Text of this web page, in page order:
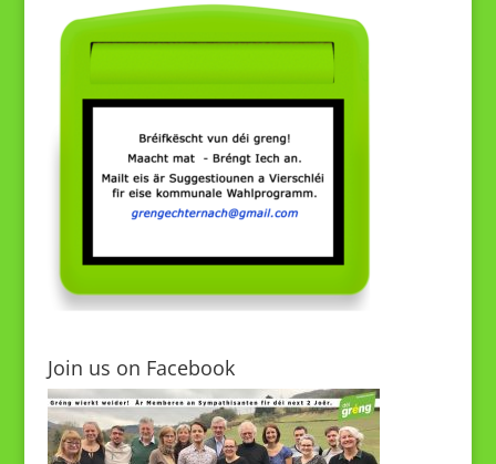
Join us on Facebook